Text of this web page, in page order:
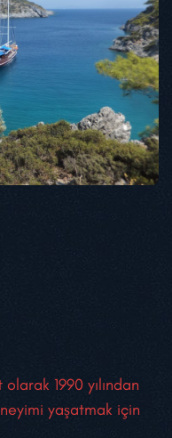
1990 yılından
yaşatmak için